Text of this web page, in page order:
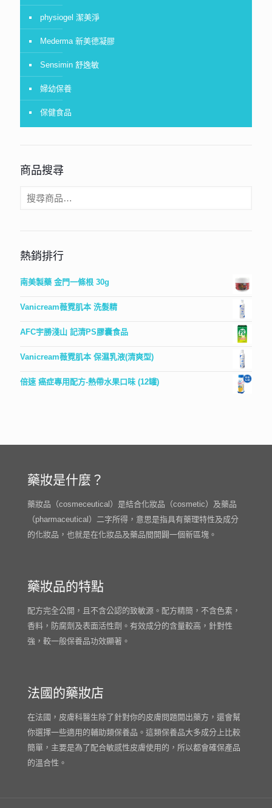
physiogel 潔美淨
Mederma 新美德凝膠
Sensimin 舒逸敏
婦幼保養
保健食品
商品搜尋
熱銷排行
南美製藥 金門一條根 30g
Vanicream薇霓肌本 洗髮精
AFC宇勝淺山 記清PS膠囊食品
Vanicream薇霓肌本 保濕乳液(清爽型)
倍速 癌症專用配方-熱帶水果口味 (12罐)
藥妝是什麼？
藥妝品（cosmeceutical）是結合化妝品（cosmetic）及藥品
（pharmaceutical）二字所得，意思是指具有藥理特性及成分
的化妝品，也就是在化妝品及藥品間開闢一個新區塊。
藥妝品的特點
配方完全公開，且不含公認的致敏源。配方精簡，不含色素，
香料，防腐劑及表面活性劑。有效成分的含量較高，針對性
強，較一般保養品功效顯著。
法國的藥妝店
在法國，皮膚科醫生除了針對你的皮膚問題開出藥方，還會幫
你選擇一些適用的輔助類保養品。這類保養品大多成分上比較
簡單，主要是為了配合敏感性皮膚使用的，所以都會確保產品
的溫合性。